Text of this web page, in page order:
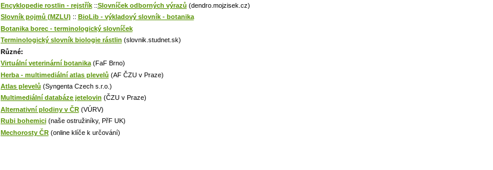
Encyklopedie rostlin - rejstřík::Slovníček odborných výrazů (dendro.mojzisek.cz)
Slovník pojmů (MZLU) :: BioLib - výkladový slovník - botanika
Botanika borec - terminologický slovníček
Terminologický slovník biologie rástlin (slovnik.studnet.sk)
Různé:
Virtuální veterinární botanika(FaF Brno)
Herba - multimediální atlas plevelů (AF ČZU v Praze)
Atlas plevelů (Syngenta Czech s.r.o.)
Multimediální databáze jetelovin (ČZU v Praze)
Alternativní plodiny v ČR(VÚRV)
Rubi bohemici(naše ostružiníky, PřF UK)
Mechorosty ČR(online klíče k určování)